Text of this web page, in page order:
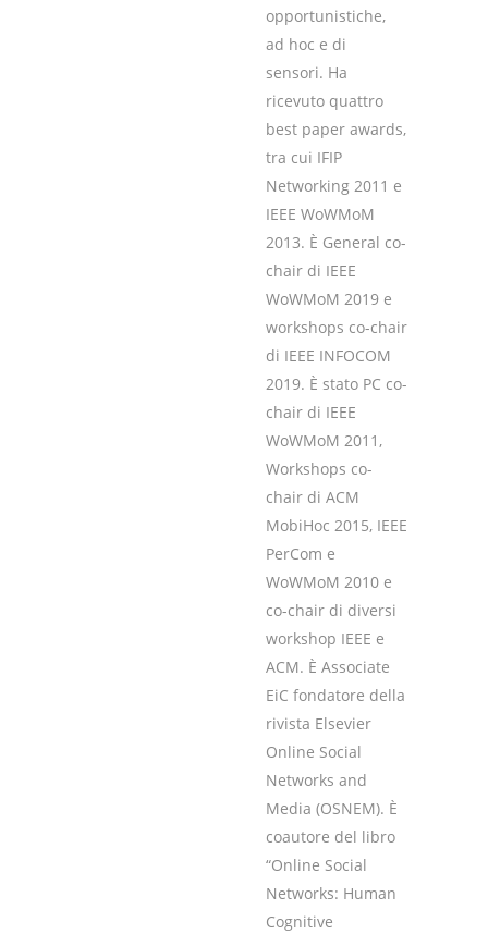
opportunistiche,
ad hoc e di
sensori. Ha
ricevuto quattro
best paper awards,
tra cui IFIP
Networking 2011 e
IEEE WoWMoM
2013. È General co-
chair di IEEE
WoWMoM 2019 e
workshops co-chair
di IEEE INFOCOM
2019. È stato PC co-
chair di IEEE
WoWMoM 2011,
Workshops co-
chair di ACM
MobiHoc 2015, IEEE
PerCom e
WoWMoM 2010 e
co-chair di diversi
workshop IEEE e
ACM. È Associate
EiC fondatore della
rivista Elsevier
Online Social
Networks and
Media (OSNEM). È
coautore del libro
“Online Social
Networks: Human
Cognitive